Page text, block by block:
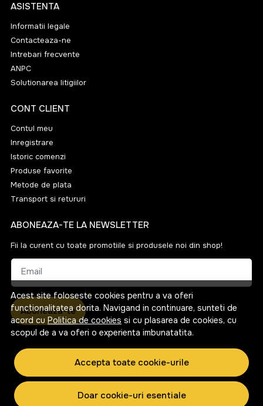
Acest site foloseste cookies pentru a va oferi
functionalitatea dorita. Navigand in continuare, sunteti de
acord cu Politica de cookies si cu plasarea de cookies, cu
scopul de a va oferi o experienta imbunatatita.
Accepta toate cookie-urile
Doar cookie-uri esentiale
ASISTENTA
Informatii legale
Contacteaza-ne
Intrebari frecvente
ANPC
Solutionarea litigiilor
CONT CLIENT
Contul meu
Inregistrare
Istoric comenzi
Produse favorite
Metode de plata
Transport si retururi
ABONEAZA-TE LA NEWSLETTER
Fii la curent cu toate promotiile si produsele noi din shop!
Email
Aboneaza-te